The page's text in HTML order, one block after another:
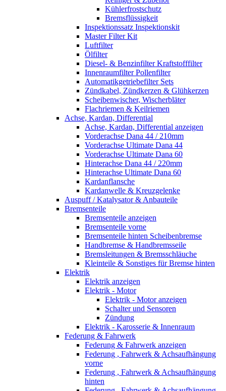
Kühlerfrostschutz
Bremsflüssigkeit
Inspektionssatz Inspektionskit
Master Filter Kit
Luftfilter
Ölfilter
Diesel- & Benzinfilter Kraftstofffilter
Innenraumfilter Pollenfilter
Automatikgetriebefilter Sets
Zündkabel, Zündkerzen & Glühkerzen
Scheibenwischer, Wischerbläter
Flachriemen & Keilriemen
Achse, Kardan, Differential
Achse, Kardan, Differential anzeigen
Vorderachse Dana 44 / 210mm
Vorderachse Ultimate Dana 44
Vorderachse Ultimate Dana 60
Hinterachse Dana 44 / 220mm
Hinterachse Ultimate Dana 60
Kardanflansche
Kardanwelle & Kreuzgelenke
Auspuff / Katalysator & Anbauteile
Bremsenteile
Bremsenteile anzeigen
Bremsenteile vorne
Bremsenteile hinten Scheibenbremse
Handbremse & Handbremsseile
Bremsleitungen & Bremsschläuche
Kleinteile & Sonstiges für Bremse hinten
Elektrik
Elektrik anzeigen
Elektrik - Motor
Elektrik - Motor anzeigen
Schalter und Sensoren
Zündung
Elektrik - Karosserie & Innenraum
Federung & Fahrwerk
Federung & Fahrwerk anzeigen
Federung , Fahrwerk & Achsaufhängung
vorne
Federung , Fahrwerk & Achsaufhängung
hinten